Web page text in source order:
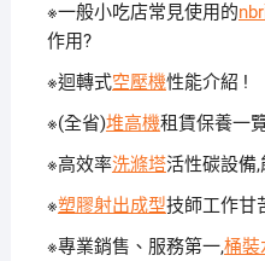
※一般小吃店常見使用的
作用?
※迴轉式空壓機性能介紹 !
※(全省)堆高機租賃保養一
※高效率洗滌塔活性碳設備
※塑膠射出成型技師工作甘
※專業銷售、服務第一,桶裝